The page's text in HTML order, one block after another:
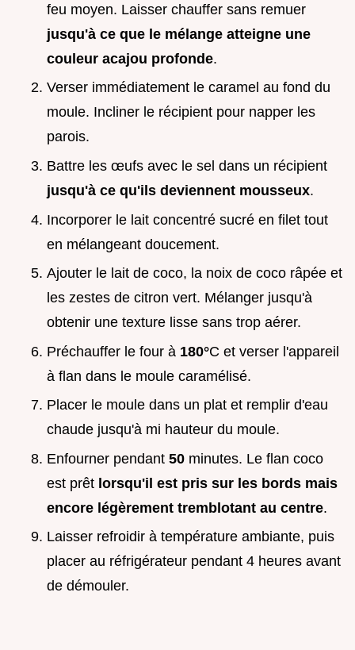
feu moyen. Laisser chauffer sans remuer
jusqu'à ce que le mélange atteigne une
couleur acajou profonde.
Verser immédiatement le caramel au fond du
moule. Incliner le récipient pour napper les
parois.
Battre les œufs avec le sel dans un récipient
jusqu'à ce qu'ils deviennent mousseux.
Incorporer le lait concentré sucré en filet tout
en mélangeant doucement.
Ajouter le lait de coco, la noix de coco râpée et
les zestes de citron vert. Mélanger jusqu'à
obtenir une texture lisse sans trop aérer.
Préchauffer le four à 180°C et verser l'appareil
à flan dans le moule caramélisé.
Placer le moule dans un plat et remplir d'eau
chaude jusqu'à mi hauteur du moule.
Enfourner pendant 50 minutes. Le flan coco
est prêt lorsqu'il est pris sur les bords mais
encore légèrement tremblotant au centre.
Laisser refroidir à température ambiante, puis
placer au réfrigérateur pendant 4 heures avant
de démouler.